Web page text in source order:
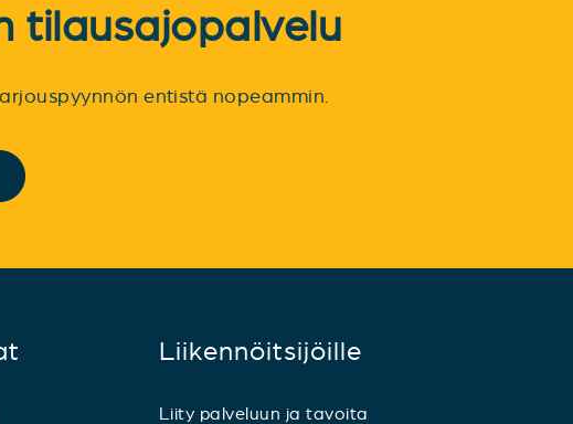
tilausajopalvelu
entistä nopeammin.
Liikennöitsijöille
Liity palveluun ja tavoita